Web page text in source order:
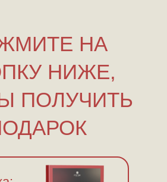
НА
НИЖЕ,
ПОЛУЧИТЬ